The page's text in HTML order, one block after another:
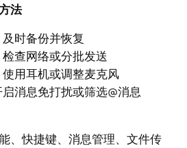
法
时备份并恢复
查网络或分批发送
用耳机或调整麦克风
消息免打扰或筛选@消息
、快捷键、消息管理、文件传